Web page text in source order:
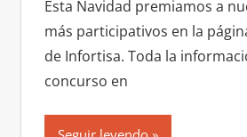
Esta Navidad premiamos a
más participativos en la
de Infortisa. Toda la
concurso en